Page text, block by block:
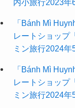
内小旅行2023年
「Bánh Mì
レートショップ
ミン旅行2024年
「Bánh Mì
レートショップ
ミン旅行2024年